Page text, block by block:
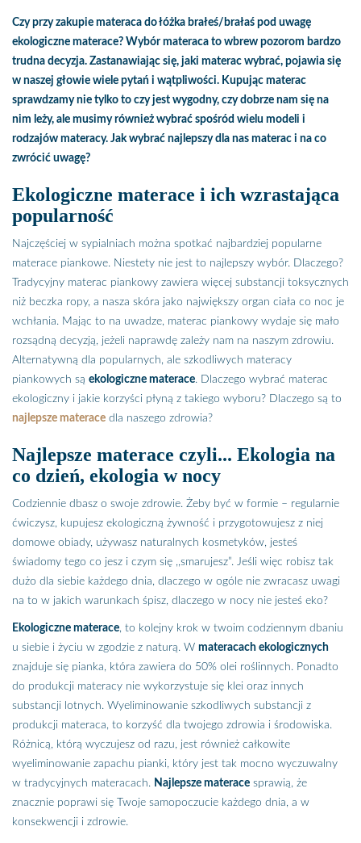
Czy przy zakupie materaca do łóżka brałeś/brałaś pod uwagę
ekologiczne materace? Wybór materaca to wbrew pozorom bardzo
trudna decyzja. Zastanawiając się, jaki materac wybrać, pojawia się
w naszej głowie wiele pytań i wątpliwości. Kupując materac
sprawdzamy nie tylko to czy jest wygodny, czy dobrze nam się na
nim leży, ale musimy również wybrać spośród wielu modeli i
rodzajów materacy. Jak wybrać najlepszy dla nas materac i na co
zwrócić uwagę?
Ekologiczne materace i ich wzrastająca
popularność
Najczęściej w sypialniach można spotkać najbardziej popularne
materace piankowe. Niestety nie jest to najlepszy wybór. Dlaczego?
Tradycyjny materac piankowy zawiera więcej substancji toksycznych
niż beczka ropy, a nasza skóra jako największy organ ciała co noc je
wchłania. Mając to na uwadze, materac piankowy wydaje się mało
rozsądną decyzją, jeżeli naprawdę zależy nam na naszym zdrowiu.
Alternatywną dla popularnych, ale szkodliwych materacy
piankowych są ekologiczne materace. Dlaczego wybrać materac
ekologiczny i jakie korzyści płyną z takiego wyboru? Dlaczego są to
najlepsze materace dla naszego zdrowia?
Najlepsze materace czyli... Ekologia na
co dzień, ekologia w nocy
Codziennie dbasz o swoje zdrowie. Żeby być w formie – regularnie
ćwiczysz, kupujesz ekologiczną żywność i przygotowujesz z niej
domowe obiady, używasz naturalnych kosmetyków, jesteś
świadomy tego co jesz i czym się ,,smarujesz”. Jeśli więc robisz tak
dużo dla siebie każdego dnia, dlaczego w ogóle nie zwracasz uwagi
na to w jakich warunkach śpisz, dlaczego w nocy nie jesteś eko?
Ekologiczne materace, to kolejny krok w twoim codziennym dbaniu
u siebie i życiu w zgodzie z naturą. W materacach ekologicznych
znajduje się pianka, która zawiera do 50% olei roślinnych. Ponadto
do produkcji materacy nie wykorzystuje się klei oraz innych
substancji lotnych. Wyeliminowanie szkodliwych substancji z
produkcji materaca, to korzyść dla twojego zdrowia i środowiska.
Różnicą, którą wyczujesz od razu, jest również całkowite
wyeliminowanie zapachu pianki, który jest tak mocno wyczuwalny
w tradycyjnych materacach. Najlepsze materace sprawią, że
znacznie poprawi się Twoje samopoczucie każdego dnia, a w
konsekwencji i zdrowie.